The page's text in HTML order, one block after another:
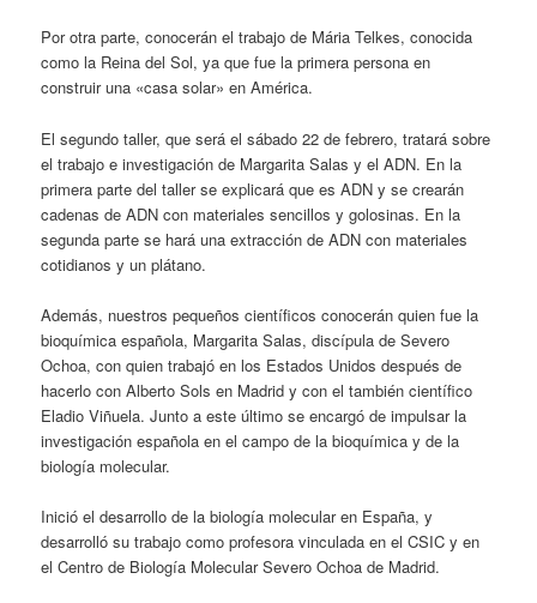
Por otra parte, conocerán el trabajo de Mária Telkes, conocida
como la Reina del Sol, ya que fue la primera persona en
construir una «casa solar» en América.
El segundo taller, que será el sábado 22 de febrero, tratará sobre
el trabajo e investigación de Margarita Salas y el ADN. En la
primera parte del taller se explicará que es ADN y se crearán
cadenas de ADN con materiales sencillos y golosinas. En la
segunda parte se hará una extracción de ADN con materiales
cotidianos y un plátano.
Además, nuestros pequeños científicos conocerán quien fue la
bioquímica española, Margarita Salas, discípula de Severo
Ochoa, con quien trabajó en los Estados Unidos después de
hacerlo con Alberto Sols en Madrid y con el también científico
Eladio Viñuela. Junto a este último se encargó de impulsar la
investigación española en el campo de la bioquímica y de la
biología molecular.
Inició el desarrollo de la biología molecular en España, y
desarrolló su trabajo como profesora vinculada en el CSIC y en
el Centro de Biología Molecular Severo Ochoa de Madrid.